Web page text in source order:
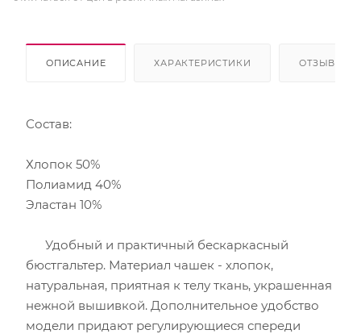
ОПИСАНИЕ ХАРАКТЕРИСТИКИ ОТЗЫВЫ
Состав:
Хлопок 50%
Полиамид 40%
Эластан 10%
Удобный и практичный бескаркасный
бюстгальтер. Материал чашек - хлопок,
натуральная, приятная к телу ткань, украшенная
нежной вышивкой. Дополнительное удобство
модели придают регулирующиеся спереди